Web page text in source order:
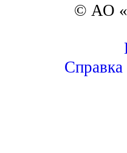
© АО
Справка